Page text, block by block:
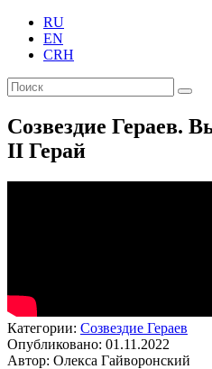
RU
EN
CRH
Созвездие Гераев.
II Герай
Категории: Созвездие Гераев
Опубликовано: 01.11.2022
Автор: Олекса Гайворонский